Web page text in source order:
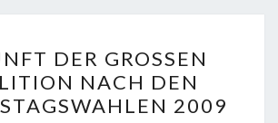
DER
GROSSEN K
OALITION N
DER GROSSEN K
NACH DEN B
2009